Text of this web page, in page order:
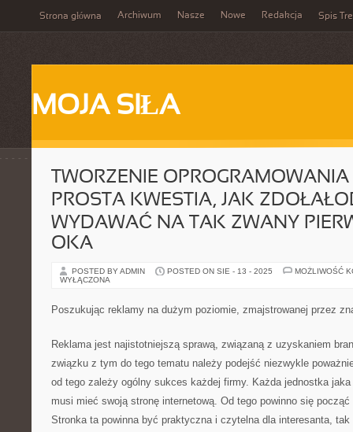
Strona główna Archiwum Nasze Nowe Redakcja Spis
MOJA SIŁA
TWORZENIE
PROSTA KWESTIA, JAK
WYDAWAĆ NA TAK ZWANY
OKA
POSTED BY ADMIN POSTED ON SIE - 13 - 2025
MOŻLIWOŚĆ
WYŁĄCZONA
Poszukując reklamy na dużym poziomie, zmajstrowanej przez
Reklama jest najistotniejszą sprawą, związaną z uzyskaniem
związku z tym do tego tematu należy podejść niezwykle
od tego zależy ogólny sukces każdej firmy. Każda jednostka
musi mieć swoją stronę internetową. Od tego powinno się począć
Stronka ta powinna być praktyczna i czytelna dla interesanta, tak